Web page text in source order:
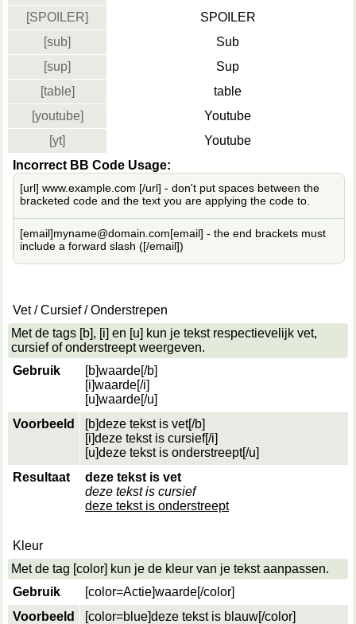
[SPOILER]
SPOILER
[sub]
Sub
[sup]
Sup
[table]
table
[youtube]
Youtube
[yt]
Youtube
Incorrect BB Code Usage:
[url] www.example.com [/url] - don't put spaces between the
bracketed code and the text you are applying the code to.
[email]myname@domain.com[email] - the end brackets must
include a forward slash ([/email])
Vet / Cursief / Onderstrepen
Met de tags [b], [i] en [u] kun je tekst respectievelijk vet,
cursief of onderstreept weergeven.
Gebruik
[b]waarde[/b]
[i]waarde[/i]
[u]waarde[/u]
Voorbeeld
[b]deze tekst is vet[/b]
[i]deze tekst is cursief[/i]
[u]deze tekst is onderstreept[/u]
Resultaat
deze tekst is vet
deze tekst is cursief
deze tekst is onderstreept
Kleur
Met de tag [color] kun je de kleur van je tekst aanpassen.
Gebruik
[color=Actie]waarde[/color]
Voorbeeld
[color=blue]deze tekst is blauw[/color]